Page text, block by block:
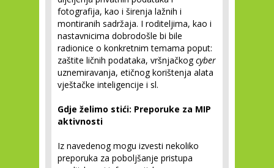
fotografija, kao i širenja lažnih i
montiranih sadržaja. I roditeljima, kao i
nastavnicima dobrodošle bi bile
radionice o konkretnim temama poput:
zaštite ličnih podataka, vršnjačkogcyber
uznemiravanja, etičnog korištenja alata
vještačke inteligencije i sl.
Gdje želimo stići: Preporuke za MIP
aktivnosti
Iz navedenog mogu izvesti nekoliko
preporuka za poboljšanje pristupa